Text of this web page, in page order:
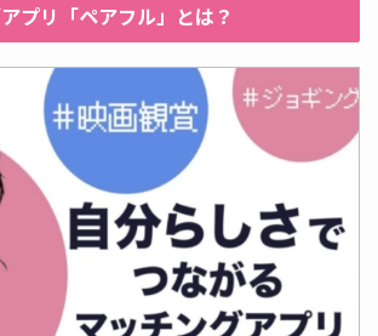
プリ「ペアフル」とは？